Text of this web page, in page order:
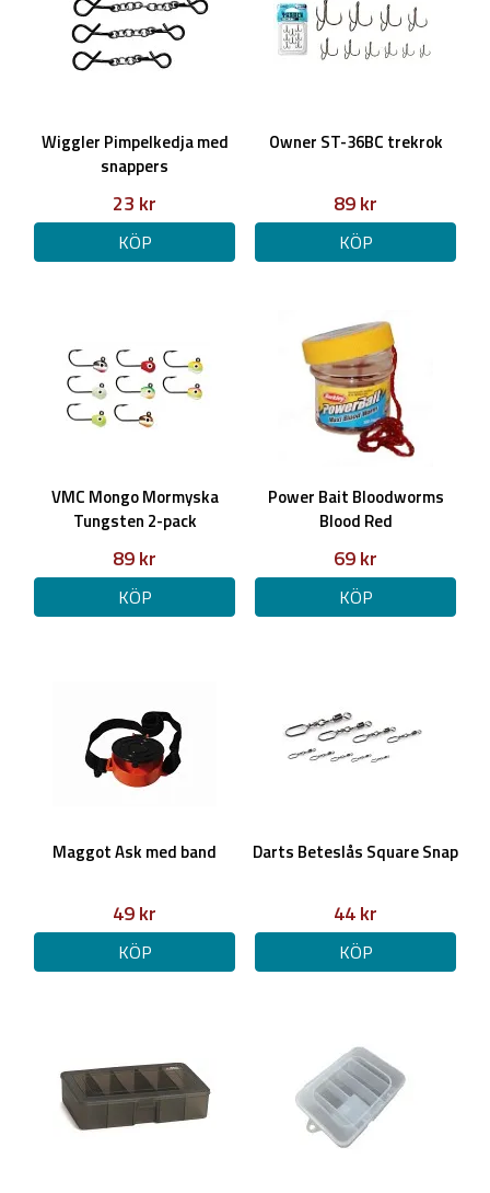
Wiggler Pimpelkedja med
snappers
23 kr
KÖP
Owner ST-36BC trekrok
89 kr
KÖP
VMC Mongo Mormyska
Tungsten 2-pack
89 kr
KÖP
Power Bait Bloodworms
Blood Red
69 kr
KÖP
Maggot Ask med band
49 kr
KÖP
Darts Beteslås Square Snap
44 kr
KÖP